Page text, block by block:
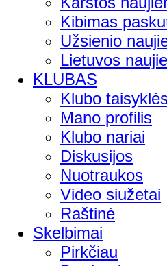
Kibimas
Užsienio
Lietuvos
KLUBAS
Klubo
Mano profilis
Klubo nariai
Diskusijos
Nuotraukos
Video siužetai
Raštinė
Skelbimai
Pirkčiau